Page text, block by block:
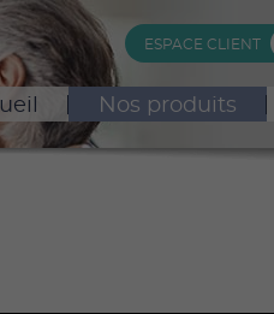
ESPACE CLIENT
Nos produits